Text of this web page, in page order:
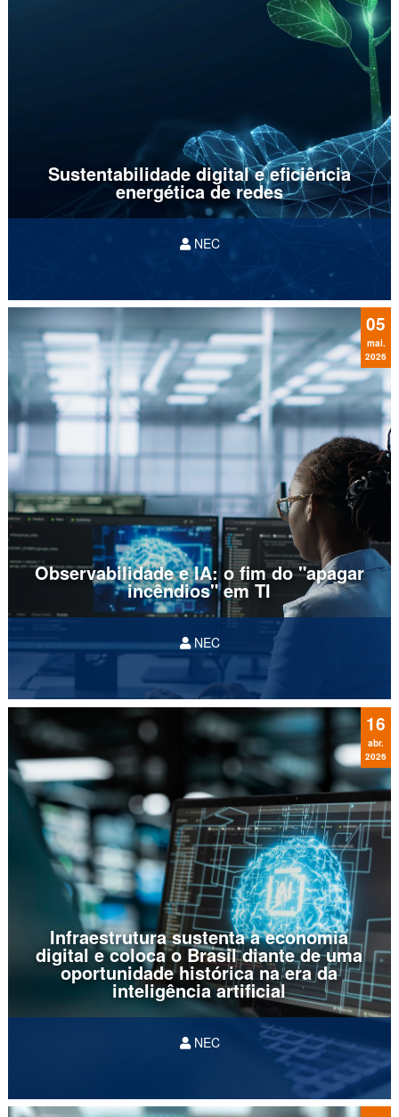
Sustentabilidade digital e eficiência
energética de redes
A presença da NEC no ranking das empresas
revistaTIMEeStatista, reflete mais do que um
compromisso ético: é a validação técnica da
nossa capacidade de...
NEC
Observabilidade e IA: o fim do "apagar
incêndios" em TI
05
mai.
2026
A complexidade das infraestruturas atuais
atingiu um ponto crítico. Com a explosão de
endpoints, nuvens híbridas e a demanda por
disponibilidade absoluta, as equipes de TI
muitas vezes se veem presas...
NEC
Infraestrutura sustenta a economia
digital e coloca o Brasil diante de uma
oportunidade histórica na era da
inteligência artificial
16
abr.
2026
NEC